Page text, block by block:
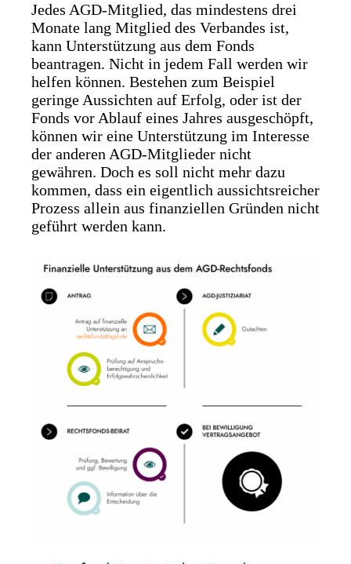
Jedes AGD-Mitglied, das mindestens drei
Monate lang Mitglied des Verbandes ist,
kann Unterstützung aus dem Fonds
beantragen. Nicht in jedem Fall werden wir
helfen können. Bestehen zum Beispiel
geringe Aussichten auf Erfolg, oder ist der
Fonds vor Ablauf eines Jahres ausgeschöpft,
können wir eine Unterstützung im Interesse
der anderen AGD-Mitglieder nicht
gewähren. Doch es soll nicht mehr dazu
kommen, dass ein eigentlich aussichtsreicher
Prozess allein aus finanziellen Gründen nicht
geführt werden kann.